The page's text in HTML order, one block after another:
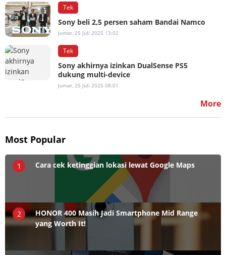
Tek
Sony beli 2,5 persen saham Bandai Namco
Jumat, 25 Juli 2025 13:02
Tek
Sony akhirnya izinkan DualSense PS5
dukung multi-device
Jumat, 25 Juli 2025 08:01
More
Most Popular
1 Cara cek ketinggian lokasi lewat Google Maps
2
HONOR 400 Masih Jadi Smartphone Mid Range
yang Worth It!